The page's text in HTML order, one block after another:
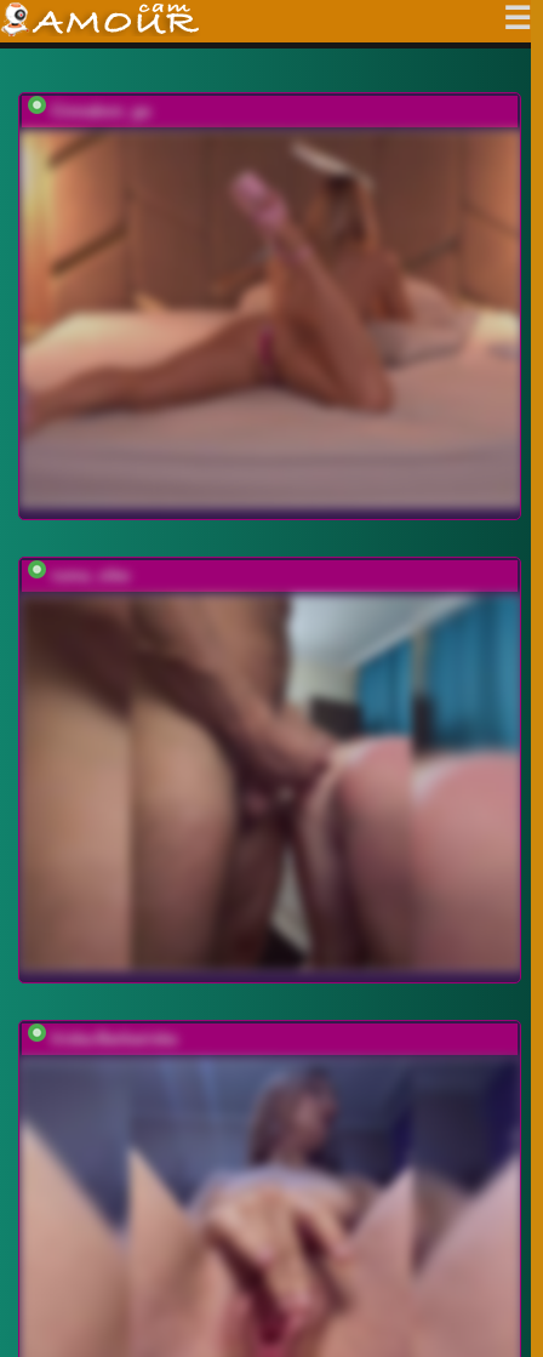
Cinnabon_ga
ruma_vibe
Iriska-Barbariska